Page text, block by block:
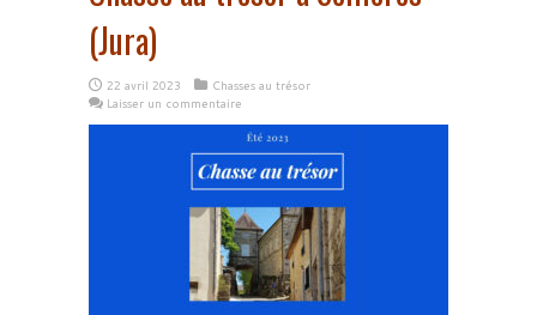
(Jura)
22 avril 2023
Chasses au trésor
Laisser un commentaire